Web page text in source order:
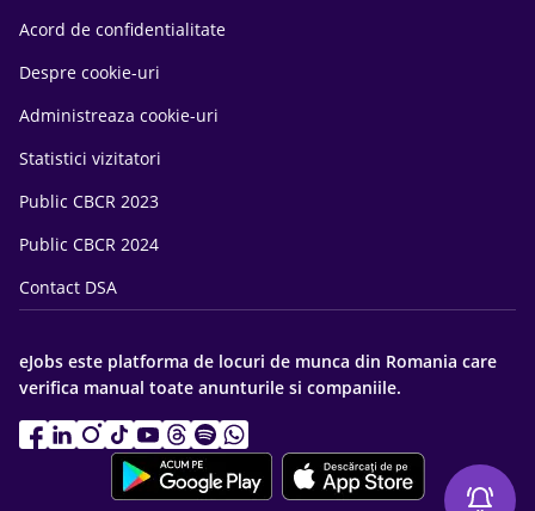
Acord de confidentialitate
Despre cookie-uri
Administreaza cookie-uri
Statistici vizitatori
Public CBCR 2023
Public CBCR 2024
Contact DSA
eJobs este platforma de locuri de munca din Romania care
verifica manual toate anunturile si companiile.